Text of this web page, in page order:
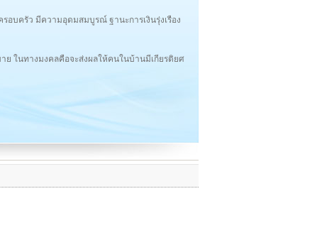
บครัว มีความอุดมสมบูรณ์ ฐานะการเงินรุ่งเรือง
ในทางมงคลคือจะส่งผลให้คนในบ้านมีเกียรติยศ